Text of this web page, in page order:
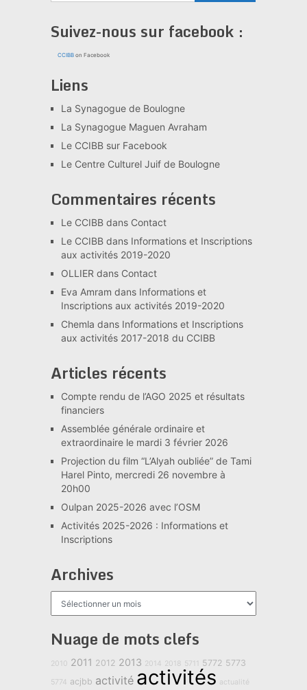
Suivez-nous sur facebook :
CCIBBon Facebook
Liens
La Synagogue de Boulogne
La Synagogue Maguen Avraham
Le CCIBB sur Facebook
Le Centre Culturel Juif de Boulogne
Commentaires récents
Le CCIBBdans Contact
Le CCIBBdans Informations et Inscriptions
aux activités 2019-2020
OLLIER dans Contact
Eva Amram dans Informations et
Inscriptions aux activités 2019-2020
Chemla dans Informations et Inscriptions
aux activités 2017-2018 du CCIBB
Articles récents
Compte rendu de l’AGO 2025 et résultats
financiers
Assemblée générale ordinaire et
extraordinaire le mardi 3 février 2026
Projection du film “L’Alyah oubliée” de Tami
Harel Pinto, mercredi 26 novembre à
20h00
Oulpan 2025-2026 avec l’OSM
Activités 2025-2026 : Informations et
Inscriptions
Archives
Nuage de mots clefs
2010 2011 2012 2013 2014 2018 5711 5772 5773
5774 acjbb activité activités actualité